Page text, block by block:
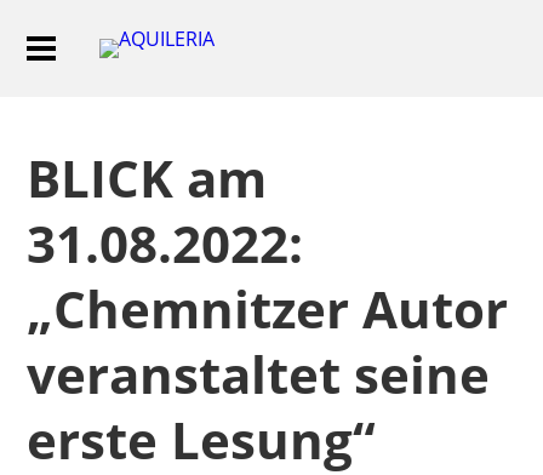
BLICK am
31.08.2022:
„Chemnitzer Autor
veranstaltet seine
erste Lesung“